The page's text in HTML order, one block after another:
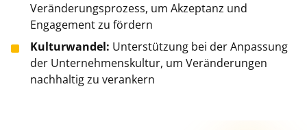
Veränderungsprozess, um Akzeptanz und
Engagement zu fördern
Kulturwandel: Unterstützung bei der Anpassung
der Unternehmenskultur, um Veränderungen
nachhaltig zu verankern